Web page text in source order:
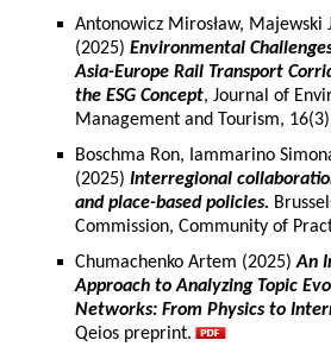
Antonowicz Mirosław, Majewski
(2025) Environmental
Asia-Europe Rail Transport
the ESG Concept, Journal of
Management and Tourism,
Boschma Ron, Iammarino
(2025) Interregional
and place-based policies.
Commission, Community of
Chumachenko Artem (2025)An
Approach to Analyzing Topic
Networks: From Physics to
Qeios preprint.